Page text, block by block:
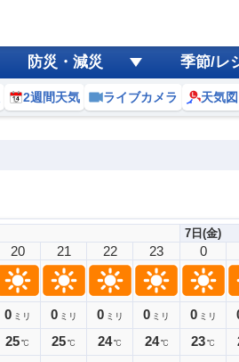
防災・減災 季節/レ
2週間天気 ライブカメラ 天気図
20
0 ミリ
25℃
21
0 ミリ
25℃
22
0 ミリ
24℃
23
0 ミリ
24 ℃
7日(金)
0
0 ミリ
23℃